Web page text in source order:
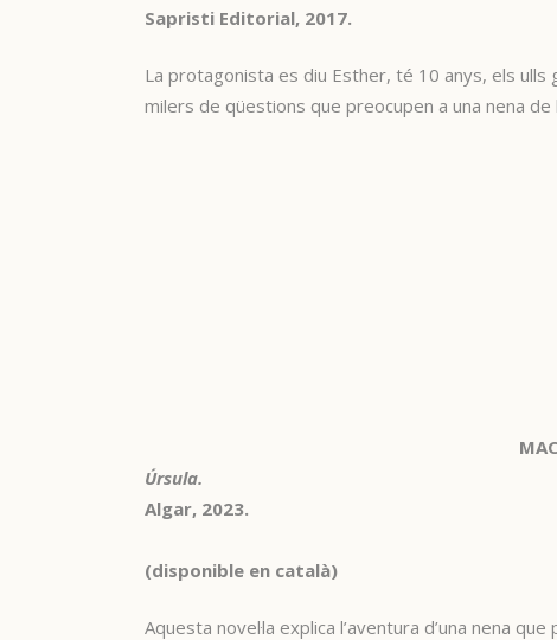
Sapristi Editorial, 2017.
La protagonista es diu Esther, té 10 anys, els
milers de qüestions que preocupen a una nena
Úrsula.
Algar, 2023.
(disponible en català)
Aquesta novel·la explica l’aventura d’una nena